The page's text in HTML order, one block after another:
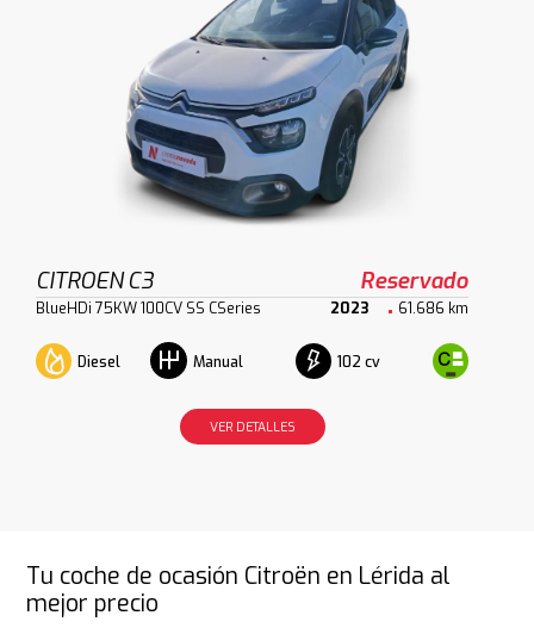
CITROEN C3 Reservado
BlueHDi 75KW 100CV SS CSeries 2023 61.686 km
Diesel Manual 102 cv
VER DETALLES
Tu coche de ocasión Citroën en Lérida al
mejor precio